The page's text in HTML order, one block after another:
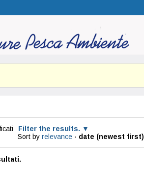
Filter the results.
Sort by relevance · date (newest first)